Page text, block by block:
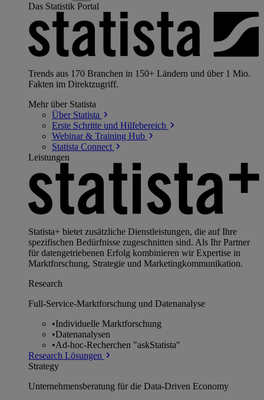
Das Statistik Portal
Trends aus 170 Branchen in 150+ Ländern und über 1 Mio.
Fakten im Direktzugriff.
Mehr über Statista
Über Statista
Erste Schritte und Hilfebereich
Webinar & Training Hub
Statista Connect
Leistungen
Statista+ bietet zusätzliche Dienstleistungen, die auf Ihre
spezifischen Bedürfnisse zugeschnitten sind. Als Ihr Partner
für datengetriebenen Erfolg kombinieren wir Expertise in
Marktforschung, Strategie und Marketingkommunikation.
Research
Full-Service-Marktforschung und Datenanalyse
•Individuelle Marktforschung
•Datenanalysen
•Ad-hoc-Recherchen "askStatista"
Research Lösungen
Strategy
Unternehmens­beratung für die Data-Driven Economy